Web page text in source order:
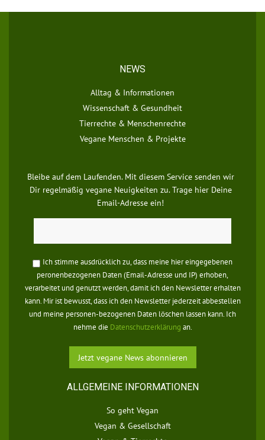
NEWS
Alltag & Informationen
Wissenschaft & Gesundheit
Tierrechte & Menschenrechte
Vegane Menschen & Projekte
Bleibe auf dem Laufenden. Mit diesem Service senden wir
Dir regelmäßig vegane Neuigkeiten zu. Trage hier Deine
Email-Adresse ein!
Ich stimme ausdrücklich zu, dass meine hier eingegebenen
peronenbezogenen Daten (Email-Adresse und IP) erhoben,
verarbeitet und genutzt werden, damit ich den Newsletter erhalten
kann. Mir ist bewusst, dass ich den Newsletter jederzeit abbestellen
und meine personen-bezogenen Daten löschen lassen kann. Ich
nehme die Datenschutzerklärung an.
ALLGEMEINE INFORMATIONEN
So geht Vegan
Vegan & Gesellschaft